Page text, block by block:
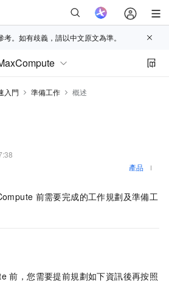
。如有歧義，請以中文原文為準。
入門 準備工作 概述
產品
前需要完成的工作規劃及準備工
前，您需要提前規劃如下資訊後再按照